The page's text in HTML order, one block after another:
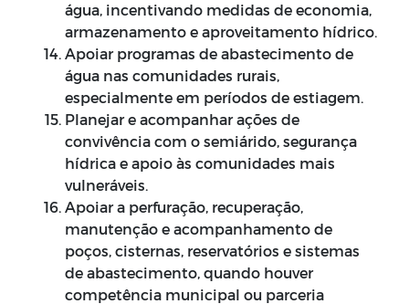
água, incentivando medidas de economia,
armazenamento e aproveitamento hídrico.
Apoiar programas de abastecimento de
água nas comunidades rurais,
especialmente em períodos de estiagem.
Planejar e acompanhar ações de
convivência com o semiárido, segurança
hídrica e apoio às comunidades mais
vulneráveis.
Apoiar a perfuração, recuperação,
manutenção e acompanhamento de
poços, cisternas, reservatórios e sistemas
de abastecimento, quando houver
competência municipal ou parceria